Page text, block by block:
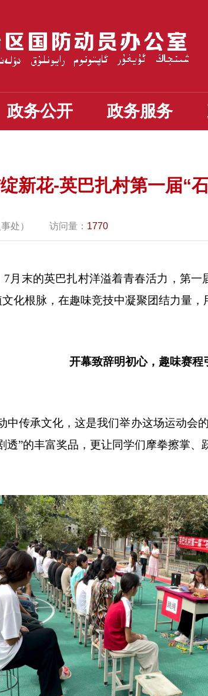
政务公开 政务服务
新花-英巴扎村第一届“
处） 访问量： 1770
7 月 末的英巴扎村洋溢着青春活力，第一
化根脉，在趣味竞技中凝聚团结力量，
开幕致辞明初心，趣味赛程
中传承文化，这是我们举办这场运动会
透”的丰富奖品，更让同学们摩拳擦掌、